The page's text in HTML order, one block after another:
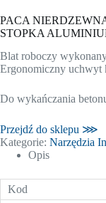
PACA
STOPKA
Blat roboczy
Ergonomiczny uchwyt
Do wykańczania
Przejdź do sklepu ⋙
Kategorie: Narzędzia
Opis